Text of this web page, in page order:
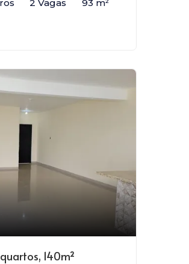
2 Vagas 93 m²
140m²